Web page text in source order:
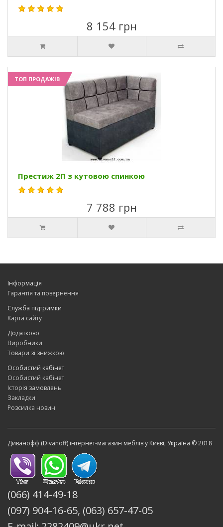
8 154 грн
ТОП ПРОДАЖІВ
Престиж 2П з кутовою спинкою
7 788 грн
Інформація
Гарантія та повернення
Служба підтримки
Карта сайту
Додатково
Виробники
Товари зі знижкою
Особистий кабінет
Особистий кабінет
Історія замовлень
Закладки
Розсилка новин
Диванофф (Divanoff) інтернет-магазин меблів у Києві, Україна © 2018
(066) 414-49-18
(097) 904-16-65, (063) 657-47-05